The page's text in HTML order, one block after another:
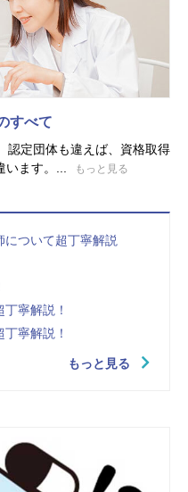
すべて
認定団体も違えば、資格取得
います。...
もっと見る
ついて超丁寧解説
寧解説！
寧解説！
もっと見る